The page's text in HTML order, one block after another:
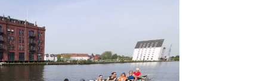
Rudern in Münster
werden